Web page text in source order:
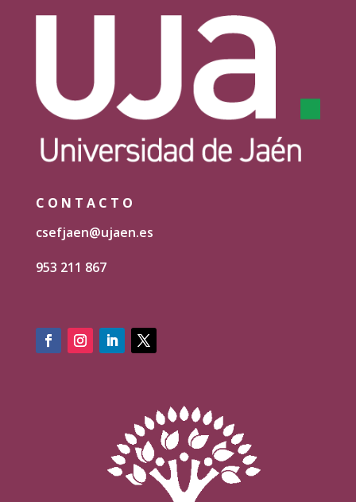
CONTACTO
csefjaen@ujaen.es
953 211 867